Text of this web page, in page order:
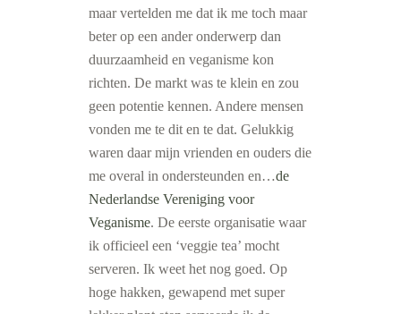
maar vertelden me dat ik me toch maar
beter op een ander onderwerp dan
duurzaamheid en veganisme kon
richten. De markt was te klein en zou
geen potentie kennen. Andere mensen
vonden me te dit en te dat. Gelukkig
waren daar mijn vrienden en ouders die
me overal in ondersteunden en…de
Nederlandse Vereniging voor
Veganisme. De eerste organisatie waar
ik officieel een ‘veggie tea’ mocht
serveren. Ik weet het nog goed. Op
hoge hakken, gewapend met super